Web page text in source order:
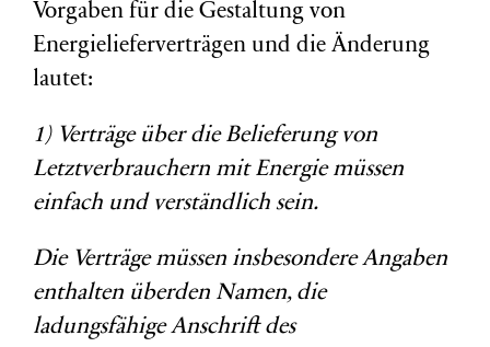
Vorgaben für die Gestaltung von
Energielieferverträgen und die Änderung
lautet:
1) Verträge über die Belieferung von
Letztverbrauchern mit Energie müssen
einfach und verständlich sein.
Die Verträge müssen insbesondere Angaben
enthalten überden Namen, die
ladungsfähige Anschrift des